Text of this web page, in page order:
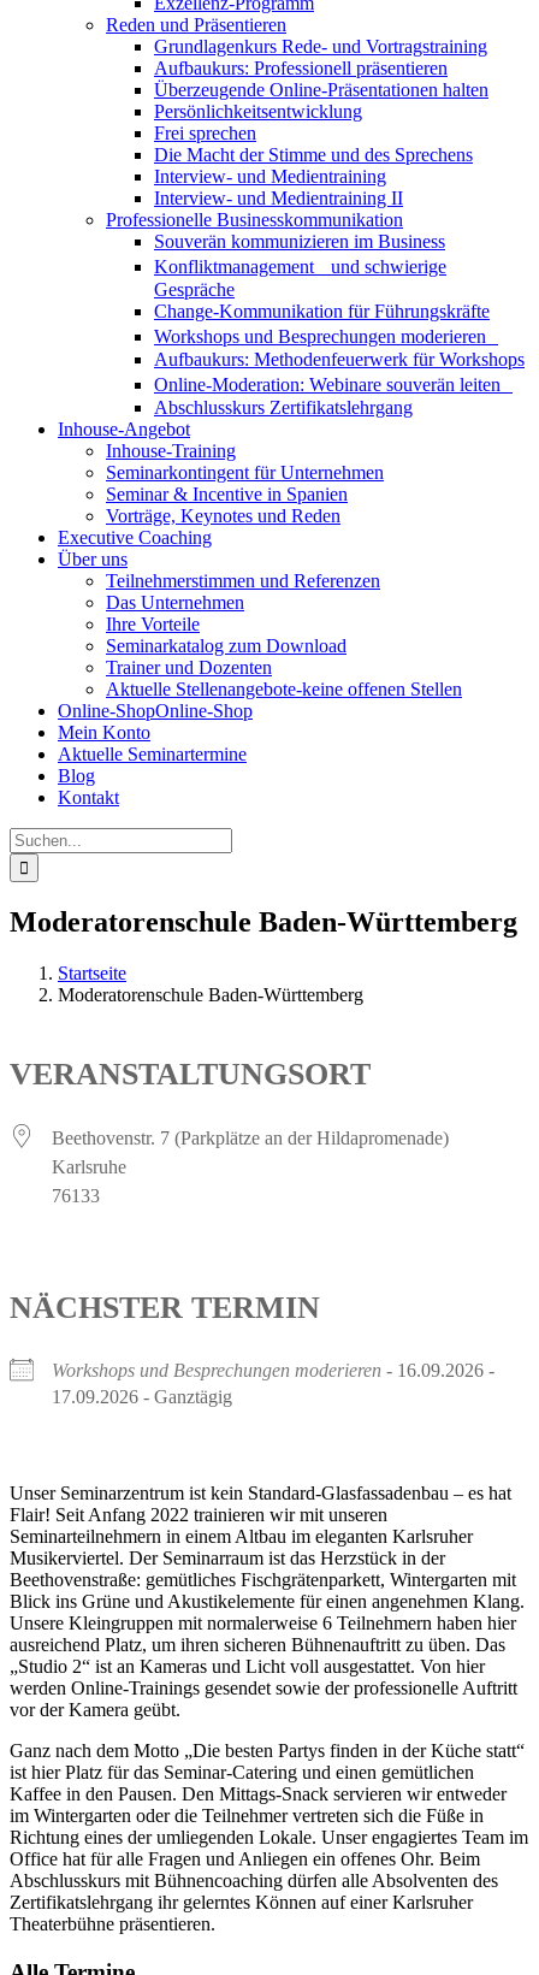
Reden und Präsentieren
Grundlagenkurs Rede- und Vortragstraining
Aufbaukurs: Professionell präsentieren
Überzeugende Online-Präsentationen halten
Persönlichkeitsentwicklung
Frei sprechen
Die Macht der Stimme und des Sprechens
Interview- und Medientraining
Interview- und Medientraining II
Professionelle Businesskommunikation
Souverän kommunizieren im Business
Konfliktmanagement und schwierige
Gespräche
Change-Kommunikation für Führungskräfte
Workshops und Besprechungen moderieren
Aufbaukurs: Methodenfeuerwerk für Workshops
Online-Moderation: Webinare souverän leiten
Abschlusskurs Zertifikatslehrgang
Inhouse-Angebot
Inhouse-Training
Seminarkontingent für Unternehmen
Seminar & Incentive in Spanien
Vorträge, Keynotes und Reden
Executive Coaching
Über uns
Teilnehmerstimmen und Referenzen
Das Unternehmen
Ihre Vorteile
Seminarkatalog zum Download
Trainer und Dozenten
Aktuelle Stellenangebote-keine offenen Stellen
Online-ShopOnline-Shop
Mein Konto
Aktuelle Seminartermine
Blog
Kontakt
Suche
nach:
Moderatorenschule Baden-Württemberg
Startseite
Moderatorenschule Baden-Württemberg
VERANSTALTUNGSORT
Beethovenstr. 7 (Parkplätze an der Hildapromenade)
Karlsruhe
76133
NÄCHSTER TERMIN
Workshops und Besprechungen moderieren - 16.09.2026 -
17.09.2026 - Ganztägig
Unser Seminarzentrum ist kein Standard-Glasfassadenbau – es hat
Flair! Seit Anfang 2022 trainieren wir mit unseren
Seminarteilnehmern in einem Altbau im eleganten Karlsruher
Musikerviertel. Der Seminarraum ist das Herzstück in der
Beethovenstraße: gemütliches Fischgrätenparkett, Wintergarten mit
Blick ins Grüne und Akustikelemente für einen angenehmen Klang.
Unsere Kleingruppen mit normalerweise 6 Teilnehmern haben hier
ausreichend Platz, um ihren sicheren Bühnenauftritt zu üben. Das
„Studio 2“ ist an Kameras und Licht voll ausgestattet. Von hier
werden Online-Trainings gesendet sowie der professionelle Auftritt
vor der Kamera geübt.
Ganz nach dem Motto „Die besten Partys finden in der Küche statt“
ist hier Platz für das Seminar-Catering und einen gemütlichen
Kaffee in den Pausen. Den Mittags-Snack servieren wir entweder
im Wintergarten oder die Teilnehmer vertreten sich die Füße in
Richtung eines der umliegenden Lokale. Unser engagiertes Team im
Office hat für alle Fragen und Anliegen ein offenes Ohr. Beim
Abschlusskurs mit Bühnencoaching dürfen alle Absolventen des
Zertifikatslehrgang ihr gelerntes Können auf einer Karlsruher
Theaterbühne präsentieren.